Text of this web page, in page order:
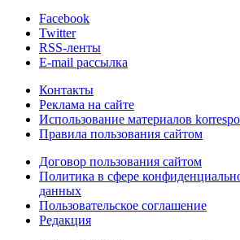
Facebook
Twitter
RSS-ленты
E-mail рассылка
Контакты
Реклама на сайте
Использование материалов
Правила пользования сайтом
Договор пользования сайтом
Политика в сфере
данных
Пользовательское соглашение
Редакция